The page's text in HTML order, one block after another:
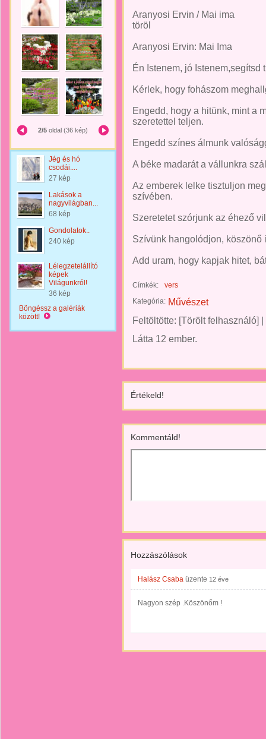
2/5 oldal (36 kép)
Jég és hó
csodái....
27 kép
Lakások a
nagyvilágban...
68 kép
Gondolatok..
240 kép
Lélegzetelállító
képek
Világunkról!
36 kép
Böngéssz a galériák
között!
Aranyosi Ervin / Mai ima
töröl
Aranyosi Ervin: Mai Ima
Én Istenem, jó Istenem,segítsd
Kérlek, hogy fohászom
Engedd, hogy a hitünk, mint a
szeretettel teljen.
Engedd színes álmunk
A béke madarát a vállunkra
Az emberek lelke tisztuljon
szívében.
Szeretetet szórjunk az éhező
Szívünk hangolódjon, köszönő
Add uram, hogy kapjak hitet,
Címkék:
vers
Kategória: Művészet
Feltöltötte: [Törölt felhasználó]
Látta 12 ember.
Értékeld!
Kommentáld!
Hozzászólások
Halász Csaba üzente 12 éve
Nagyon szép .Köszönőm !